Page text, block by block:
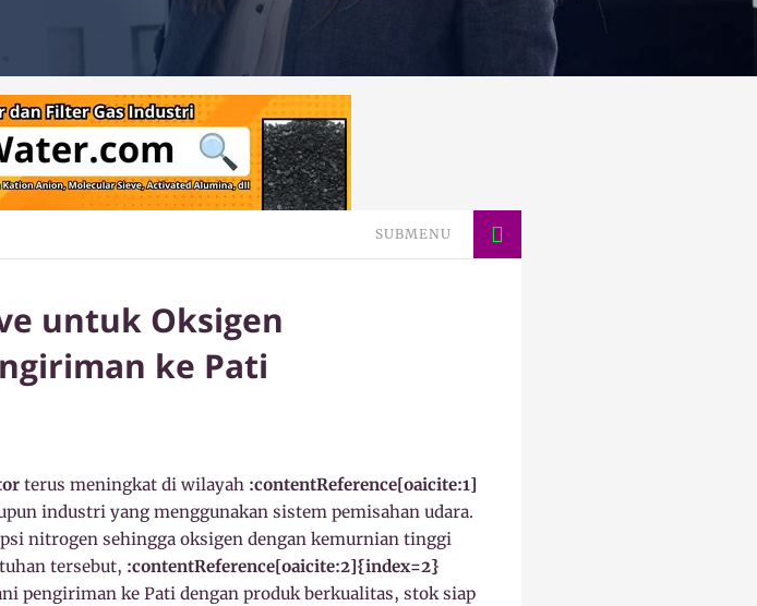
SUBMENU
untuk Oksigen
ke Pati
terus meningkat di wilayah :contentReference[oaicite:1]
industri yang menggunakan sistem pemisahan udara.
nitrogen sehingga oksigen dengan kemurnian tinggi
tersebut, :contentReference[oaicite:2]{index=2}
pengiriman ke Pati dengan produk berkualitas, stok siap